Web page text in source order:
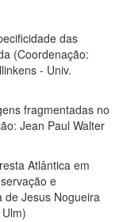
das
(Coordenação:
- Univ.
fragmentadas no
Jean Paul Walter
Atlântica em
e
de Jesus Nogueira